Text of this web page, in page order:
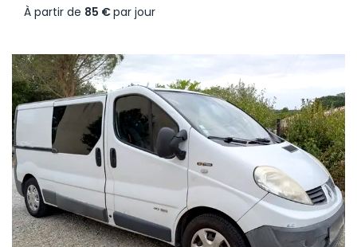
À partir de 85 €par jour